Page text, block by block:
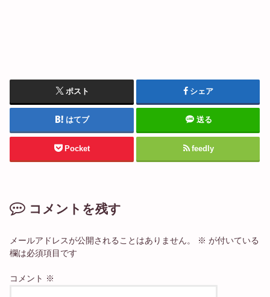
ポスト シェア
はてブ 送る
Pocket feedly
コメントを残す
メールアドレスが公開されることはありません。 ※ が付いている
欄は必須項目です
コメント ※